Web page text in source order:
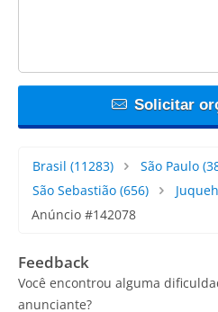
Solicitar
Brasil (11283) São Paulo
São Sebastião (656)
Anúncio #142078
Feedback
Você encontrou alguma
anunciante?